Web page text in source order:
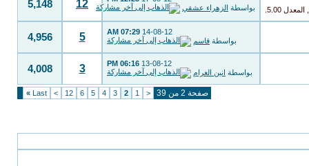
بواسطة الزهراء عشقي 12
5,148
14-08-12
07:29 AM
بواسطة قاسم 5
4,956
13-08-12
06:16 PM
بواسطة انين الغرام 3
4,008
صفحة 2 من 39 <
1
2
3
4
5
6
12
>
Last
»